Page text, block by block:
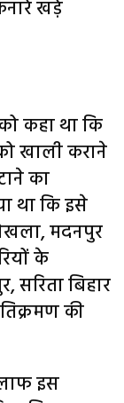
खड़े
कहा था कि
खाली कराने
का
था कि इसे
मदनपुर
के
सरिता बिहार
की
इस